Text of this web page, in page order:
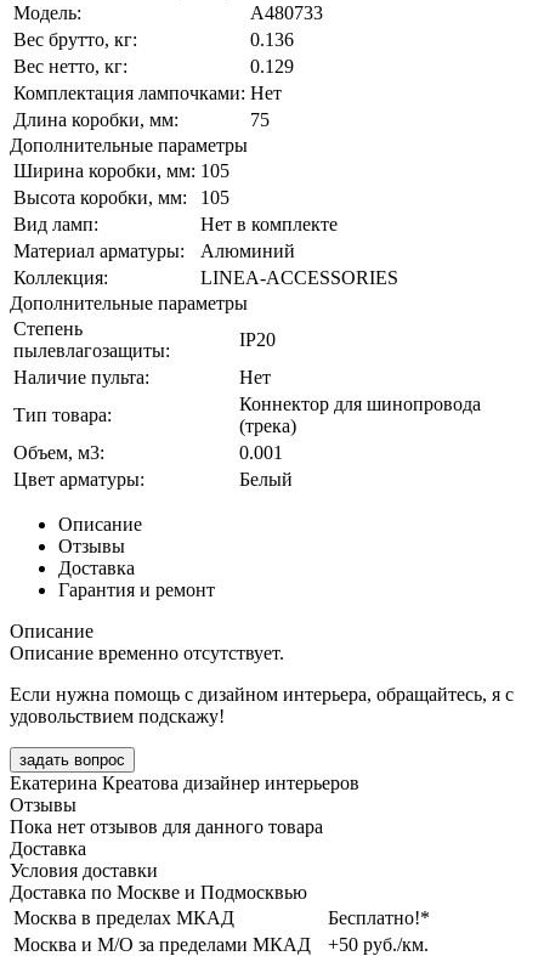
Модель:
A480733
Вес брутто, кг:
0.136
Вес нетто, кг:
0.129
Комплектация лампочками: Нет
Длина коробки, мм:
75
Дополнительные параметры
Ширина коробки, мм: 105
Высота коробки, мм:
105
Вид ламп:
Нет в комплекте
Материал арматуры:
Алюминий
Коллекция:
LINEA-ACCESSORIES
Дополнительные параметры
Степень
пылевлагозащиты:
IP20
Наличие пульта:
Нет
Тип товара:
Коннектор для шинопровода
(трека)
Объем, м3:
0.001
Цвет арматуры:
Белый
Описание
Отзывы
Доставка
Гарантия и ремонт
Описание
Описание временно отсутствует.
Если нужна помощь с дизайном интерьера, обращайтесь, я с
удовольствием подскажу!
задать вопрос
Екатерина Креатова дизайнер интерьеров
Отзывы
Пока нет отзывов для данного товара
Доставка
Условия доставки
Доставка по Москве и Подмосквью
Москва в пределах МКАД
Бесплатно!*
Москва и М/О за пределами МКАД
+50 руб./км.